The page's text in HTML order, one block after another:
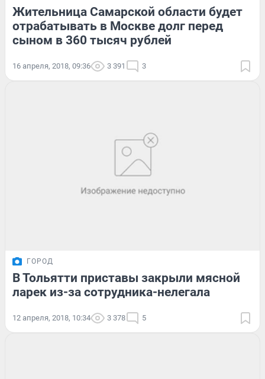
Жительница Самарской области будет
отрабатывать в Москве долг перед
сыном в 360 тысяч рублей
16 апреля, 2018, 09:36 3 391 3
ГОРОД
В Тольятти приставы закрыли мясной
ларек из-за сотрудника-нелегала
12 апреля, 2018, 10:34 3 378 5